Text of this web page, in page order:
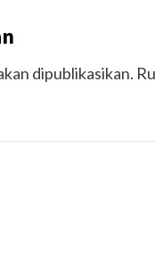
dipublikasikan.